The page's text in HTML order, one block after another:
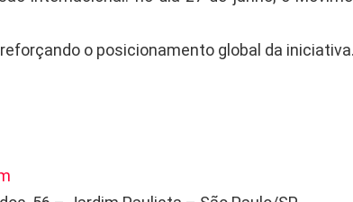
o posicionamento global da iniciativa.